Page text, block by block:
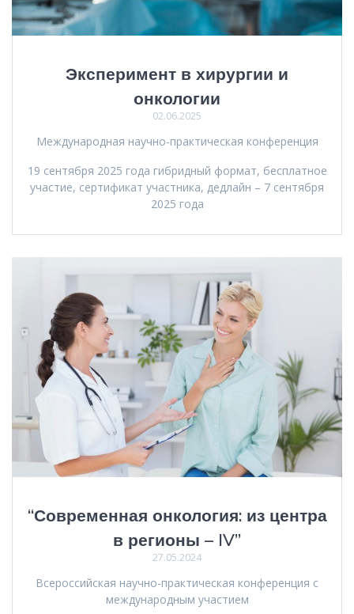
Эксперимент в хирургии и
онкологии
02.06.2025
Международная научно-практическая конференция
19 сентября 2025 года гибридный формат, бесплатное
участие, сертификат участника, дедлайн – 7 сентября
2025 года
“Современная онкология: из центра
в регионы – IV”
27.05.2024
Всероссийская научно-практическая конференция с
международным участием